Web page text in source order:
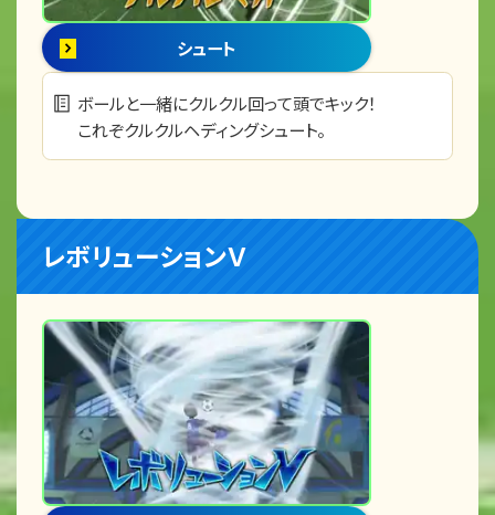
シュート
ボールと一緒にクルクル回って頭でキック！
これぞクルクルヘディングシュート。
レボリューションＶ